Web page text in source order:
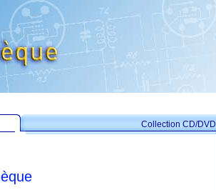
Collection CD/DVD